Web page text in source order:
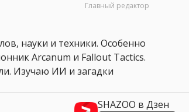
Главный редактор
науки и техники. Особенно
Arcanum и Fallout Tactics.
Изучаю ИИ и загадки
SHAZOO в Дзен